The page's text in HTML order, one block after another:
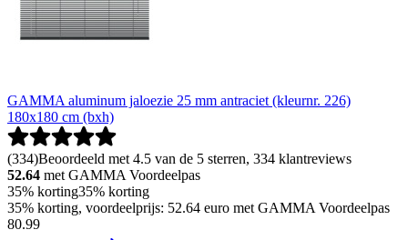
GAMMA aluminum jaloezie 25 mm antraciet (kleurnr. 226)
180x180 cm (bxh)
(334)Beoordeeld met 4.5 van de 5 sterren, 334 klantreviews
52.64 met GAMMA Voordeelpas
35% korting35% korting
35% korting, voordeelprijs: 52.64 euro met GAMMA Voordeelpas
80.99